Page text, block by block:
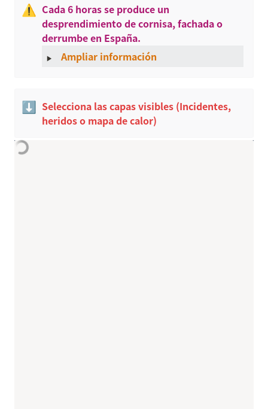
⚠️ Cada 6 horas se produce un
desprendimiento de cornisa, fachada o
derrumbe en España.
‣ Ampliar información
⬇️ Selecciona las capas visibles (Incidentes,
heridos o mapa de calor)